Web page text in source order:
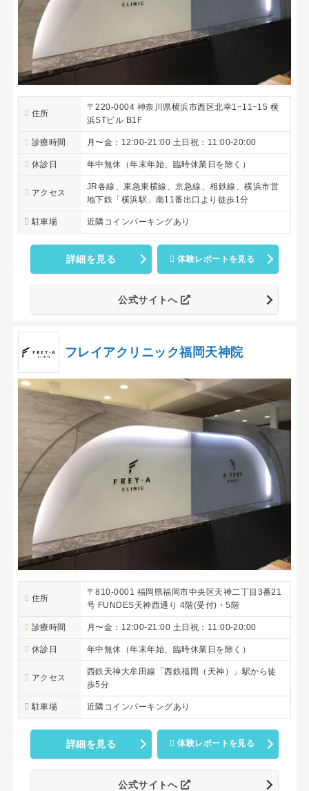
住所
〒220-0004 神奈川県横浜市西区北幸1−11−15 横
浜STビル B1F
診療時間 月〜金：12:00-21:00 土日祝：11:00-20:00
休診日 年中無休（年末年始、臨時休業日を除く）
アクセス
JR各線、東急東横線、京急線、相鉄線、横浜市営
地下鉄「横浜駅」南11番出口より徒歩1分
駐車場 近隣コインパーキングあり
詳細を見る 体験レポートを見る
公式サイトへ
フレイアクリニック福岡天神院
住所
〒810-0001 福岡県福岡市中央区天神二丁目3番21
号 FUNDES天神西通り 4階(受付)・5階
診療時間 月〜金：12:00-21:00 土日祝：11:00-20:00
休診日 年中無休（年末年始、臨時休業日を除く）
アクセス
西鉄天神大牟田線「西鉄福岡（天神）」駅から徒
歩5分
駐車場 近隣コインパーキングあり
詳細を見る 体験レポートを見る
公式サイトへ